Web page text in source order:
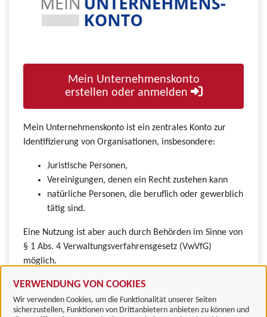
VERWENDUNG VON COOKIES
Wir verwenden Cookies, um die Funktionalität unserer Seiten
sicherzustellen, Funktionen von Drittanbietern anbieten zu können und
Mein Unternehmenskonto
erstellen oder anmelden
Mein Unternehmenskonto ist ein zentrales Konto zur
Identifizierung von Organisationen, insbesondere:
Juristische Personen,
Vereinigungen, denen ein Recht zustehen kann
natürliche Personen, die beruflich oder gewerblich
tätig sind.
Eine Nutzung ist aber auch durch Behörden im Sinne von
§ 1 Abs. 4 Verwaltungsverfahrensgesetz (VwVfG)
möglich.